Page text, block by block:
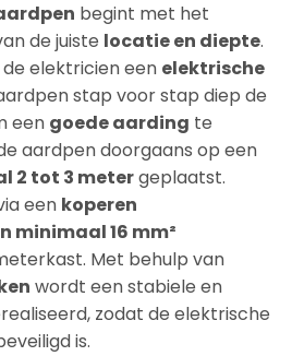
begint met het
de juiste locatie en diepte.
elektricien een elektrische
stap voor stap diep de
een goede aarding te
aardpen doorgaans op een
2 tot 3 metergeplaatst.
een koperen
minimaal 16 mm²
Met behulp van
wordt een stabiele en
zodat de elektrische
is.